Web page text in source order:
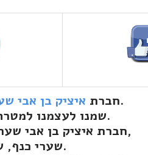
חברת איציק בן אבי
שמה דגש על שירות ואמינות על ידי טכנאים מנוסים.
שמנו לעצמנו למטרה לתת שירות אדיב ומהיר ורוב התיקונים נעשים עוד באותו היום.
חברת איציק בן אבי שערים חשמליים היא חברה המספקת שירותי התקנה ותיקונים למחסומים,
שערי כנף, שערים נגררים, דלתות הרמה, עמודי חניה ותריסי גלילה.